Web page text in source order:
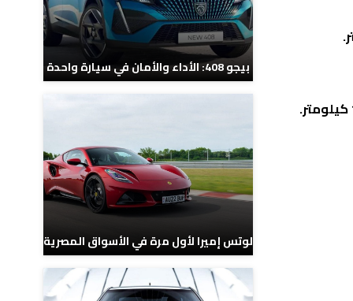
بيجو 408: الأداء والأمان في سيارة واحدة
لوتس إميرا لأول مرة في الأسواق المصرية